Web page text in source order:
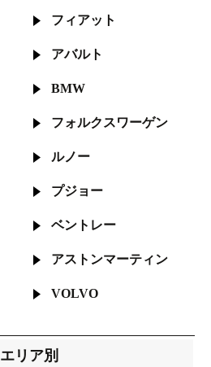
フィアット
アバルト
BMW
フォルクスワーゲン
ルノー
プジョー
ベントレー
アストンマーティン
VOLVO
エリア別